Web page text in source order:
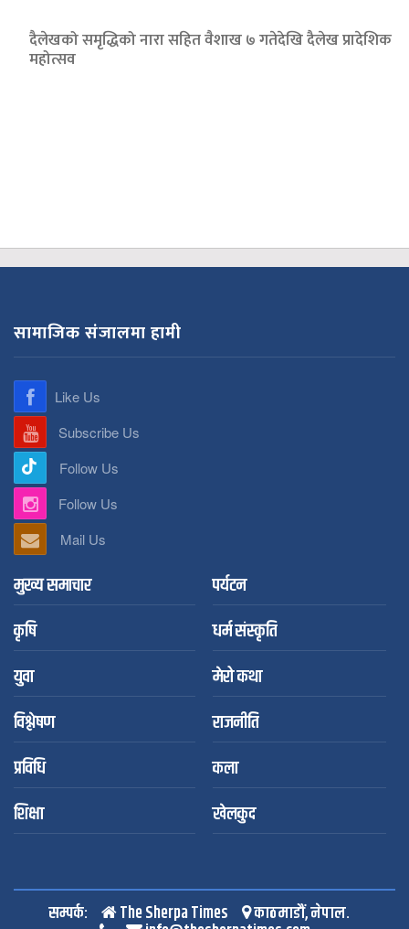
दैलेखको समृद्धिको नारा सहित वैशाख ७ गतेदेखि दैलेख प्रादेशिक
महोत्सव
सामाजिक संजालमा हामी
Like Us
Subscribe Us
Follow Us
Follow Us
Mail Us
मुख्य समाचार
पर्यटन
कृषि
धर्म संस्कृति
युवा
मेरो कथा
विश्लेषण
राजनीति
प्रविधि
कला
शिक्षा
खेलकुद
सम्पर्क: The Sherpa Times काठमाडौं, नेपाल.